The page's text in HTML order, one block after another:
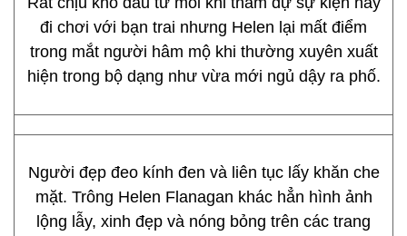
đi chơi với bạn trai nhưng Helen lại mất điểm
trong mắt người hâm mộ khi thường xuyên xuất
hiện trong bộ dạng như vừa mới ngủ dậy ra phố.
Người đẹp đeo kính đen và liên tục lấy khăn che
mặt. Trông Helen Flanagan khác hẳn hình ảnh
lộng lẫy, xinh đẹp và nóng bỏng trên các trang